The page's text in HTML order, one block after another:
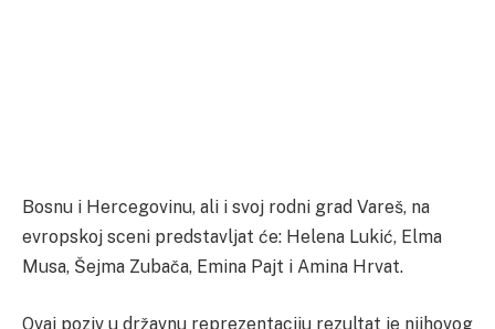
Bosnu i Hercegovinu, ali i svoj rodni grad Vareš, na
evropskoj sceni predstavljat će: Helena Lukić, Elma
Musa, Šejma Zubača, Emina Pajt i Amina Hrvat.
Ovaj poziv u državnu reprezentaciju rezultat je njihovog